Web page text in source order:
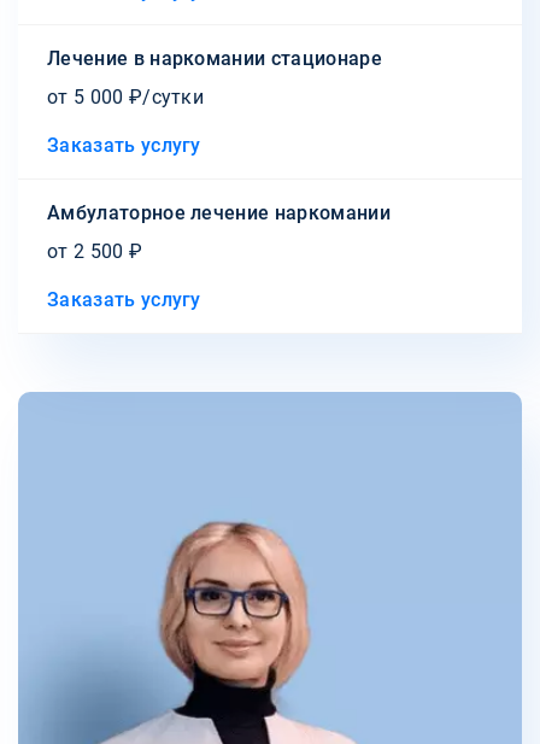
Лечение в наркомании стационаре
от 5 000 ₽/сутки
Заказать услугу
Амбулаторное лечение наркомании
от 2 500 ₽
Заказать услугу